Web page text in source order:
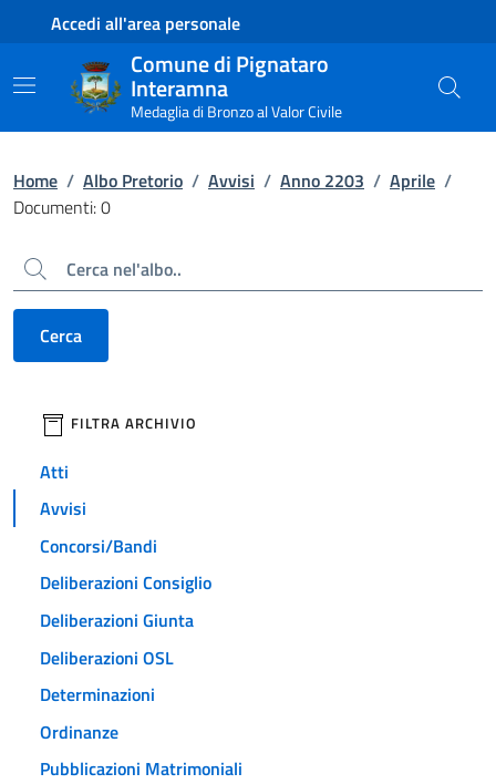
Contenuto principale
Piede di paginaAccedi all'area personale
Comune di Pignataro
Interamna
Medaglia di Bronzo al Valor Civile
Home / Albo Pretorio / Avvisi / Anno 2203 / Aprile /
Documenti: 0
Cerca
Cerca
filtri da applicare
FILTRA ARCHIVIO
Atti
Avvisi
Concorsi/Bandi
Deliberazioni Consiglio
Deliberazioni Giunta
Deliberazioni OSL
Determinazioni
Ordinanze
Pubblicazioni Matrimoniali